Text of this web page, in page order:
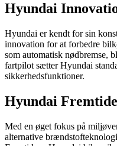
Hyundai
Hyundai er kendt for sin
innovation for at forbedre
som automatisk nødbremse,
fartpilot sætter Hyundai
sikkerhedsfunktioner.
Hyundai
Med en øget fokus på
alternative